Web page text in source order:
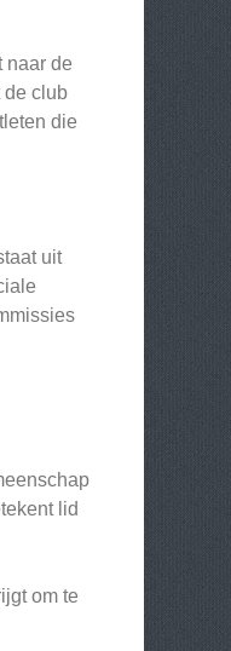
naar de
de club
die
uit
lid
om te